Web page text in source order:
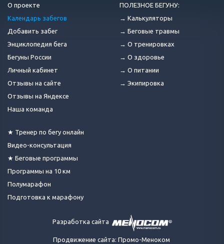
О проекте
Календарь забегов
Добавить забег
Энциклопедия бега
Бегуны России
Личный кабинет
Отзывы на сайте
Отзывы на Яндексе
Наша команда
★ Тренер по бегу онлайн
Видео-консультация
★ Беговые программы
Программы на 10 км
Полумарафон
Подготовка к марафону
ПОЛЕЗНОЕ БЕГУНУ:
→ Калькуляторы
→ Беговые травмы
→ О тренировках
→ О здоровье
→ О питании
→ Экипировка
Разработка сайта
Продвижение сайта: Промо-Меноком